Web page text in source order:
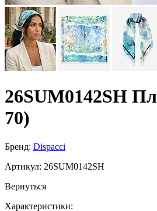
26SUM0142SH
70)
Бренд: Dispacci
Артикул: 26SUM0142SH
Вернуться
Характеристики: